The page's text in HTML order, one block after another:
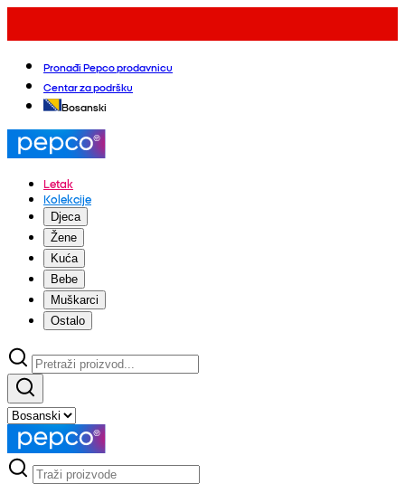
Pronađi Pepco prodavnicu
Centar za podršku
Bosanski
Letak
Kolekcije
Djeca
Žene
Kuća
Bebe
Muškarci
Ostalo